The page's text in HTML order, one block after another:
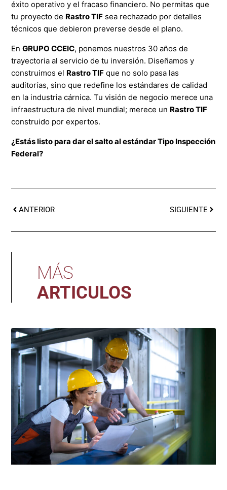
éxito operativo y el fracaso financiero. No permitas que
tu proyecto de Rastro TIF sea rechazado por detalles
técnicos que debieron preverse desde el plano.
EnGRUPO CCEIC, ponemos nuestros 30 años de
trayectoria al servicio de tu inversión. Diseñamos y
construimos el Rastro TIF que no solo pasa las
auditorías, sino que redefine los estándares de calidad
en la industria cárnica. Tu visión de negocio merece una
infraestructura de nivel mundial; merece un Rastro TIF
construido por expertos.
¿Estás listo para dar el salto al estándar Tipo Inspección
Federal?
ANTERIOR SIGUIENTE
MÁS
ARTICULOS